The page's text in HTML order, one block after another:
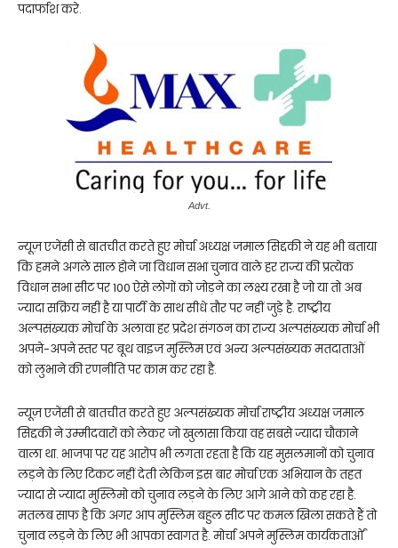
पदार्फाश करे.
Advt.
न्यूज़ एजेंसी से बातचीत करते हुए मोर्चा अध्यक्ष जमाल सिद्दकी ने यह भी बताया
कि हमने अगले साल होने जा विधान सभा चुनाव वाले हर राज्य की प्रत्येक
विधान सभा सीट पर 100 ऐसे लोगों को जोड़ने का लक्ष्य रखा है जो या तो अब
ज्यादा सक्रिय नहीं है या पार्टी के साथ सीधे तौर पर नहीं जुड़े है. राष्ट्रीय
अल्पसंख्यक मोर्चा के अलावा हर प्रदेश संगठन का राज्य अल्पसंख्यक मोर्चा भी
अपने-अपने स्तर पर बूथ वाइज मुस्लिम एवं अन्य अल्पसंख्यक मतदाताओं
को लुभाने की रणनीति पर काम कर रहा है.
न्यूज़ एजेंसी से बातचीत करते हुए अल्पसंख्यक मोर्चा राष्ट्रीय अध्यक्ष जमाल
सिद्दकी ने उम्मीदवारों को लेकर जो खुलासा किया वह सबसे ज्यादा चौकाने
वाला था. भाजपा पर यह आरोप भी लगता रहता है कि यह मुसलमानों को चुनाव
लड़ने के लिए टिकट नहीं देती लेकिन इस बार मोर्चा एक अभियान के तहत
ज्यादा से ज्यादा मुस्लिमो को चुनाव लड़ने के लिए आगे आने को कह रहा है.
मतलब साफ है कि अगर आप मुस्लिम बहुल सीट पर कमल खिला सकते हैं तो
चुनाव लड़ने के लिए भी आपका स्वागत है. मोर्चा अपने मुस्लिम कार्यकतार्ओं